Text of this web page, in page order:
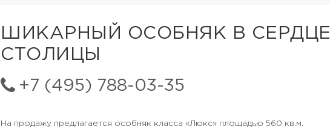
ШИКАРНЫЙ ОСОБНЯК В СЕРДЦЕ
СТОЛИЦЫ
+7 (495) 788-03-35
На продажу предлагается особняк класса «Люкс» площадью 560 кв.м.